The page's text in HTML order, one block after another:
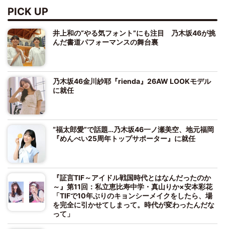
PICK UP
井上和の“やる気フォント”にも注目 乃木坂46が挑
んだ書道パフォーマンスの舞台裏
乃木坂46金川紗耶『rienda』26AW LOOKモデル
に就任
“福太郎愛”で話題…乃木坂46一ノ瀬美空、地元福岡
『めんべい25周年トップサポーター』に就任
『証言TIF～アイドル戦国時代とはなんだったのか
～』第11回：私立恵比寿中学・真山りか×安本彩花
「TIFで10年ぶりのキョンシーメイクをしたら、場
を完全に引かせてしまって。時代が変わったんだな
って」